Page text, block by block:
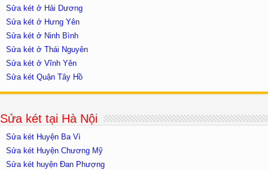
Sửa két ở Hải Dương
Sửa két ở Hưng Yên
Sửa két ở Ninh Bình
Sửa két ở Thái Nguyên
Sửa két ở Vĩnh Yên
Sửa két Quận Tây Hồ
Sửa két tại Hà Nội
Sửa két Huyện Ba Vì
Sửa két Huyện Chương Mỹ
Sửa két huyện Đan Phượng